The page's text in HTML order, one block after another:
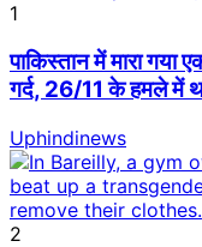
1
पाकिस्तान में मारा
गर्द, 26/11 के हमले में
Uphindinews
2